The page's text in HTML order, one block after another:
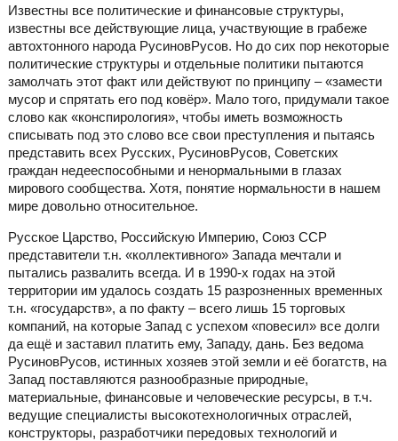
Известны все политические и финансовые структуры,
известны все действующие лица, участвующие в грабеже
автохтонного народа РусиновРусов. Но до сих пор некоторые
политические структуры и отдельные политики пытаются
замолчать этот факт или действуют по принципу – «замести
мусор и спрятать его под ковёр». Мало того, придумали такое
слово как «конспирология», чтобы иметь возможность
списывать под это слово все свои преступления и пытаясь
представить всех Русских, РусиновРусов, Советских
граждан недееспособными и ненормальными в глазах
мирового сообщества. Хотя, понятие нормальности в нашем
мире довольно относительное.
Русское Царство, Российскую Империю, Союз ССР
представители т.н. «коллективного» Запада мечтали и
пытались развалить всегда. И в 1990-х годах на этой
территории им удалось создать 15 разрозненных временных
т.н. «государств», а по факту – всего лишь 15 торговых
компаний, на которые Запад с успехом «повесил» все долги
да ещё и заставил платить ему, Западу, дань. Без ведома
РусиновРусов, истинных хозяев этой земли и её богатств, на
Запад поставляются разнообразные природные,
материальные, финансовые и человеческие ресурсы, в т.ч.
ведущие специалисты высокотехнологичных отраслей,
конструкторы, разработчики передовых технологий и